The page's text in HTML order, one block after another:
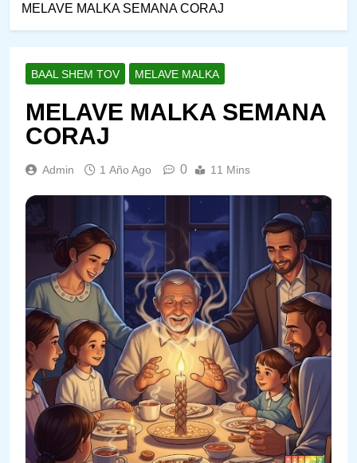
MELAVE MALKA SEMANA CORAJ
BAAL SHEM TOV MELAVE MALKA
MELAVE MALKA SEMANA
CORAJ
Admin 1 Año Ago 0 11 Mins